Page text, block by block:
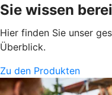
Sie wissen
Hier finden Sie unser
Überblick.
Zu den Produkten